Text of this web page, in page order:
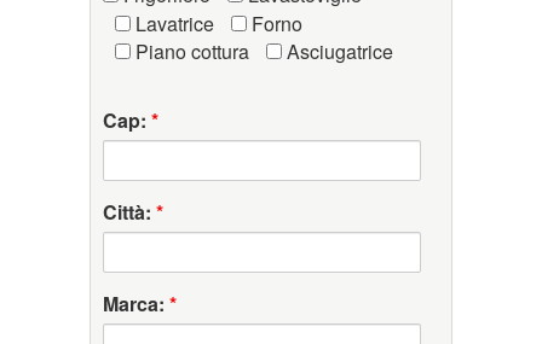
Lavatrice
Forno
Piano cottura
Asciugatrice
Cap: *
Città: *
Marca: *